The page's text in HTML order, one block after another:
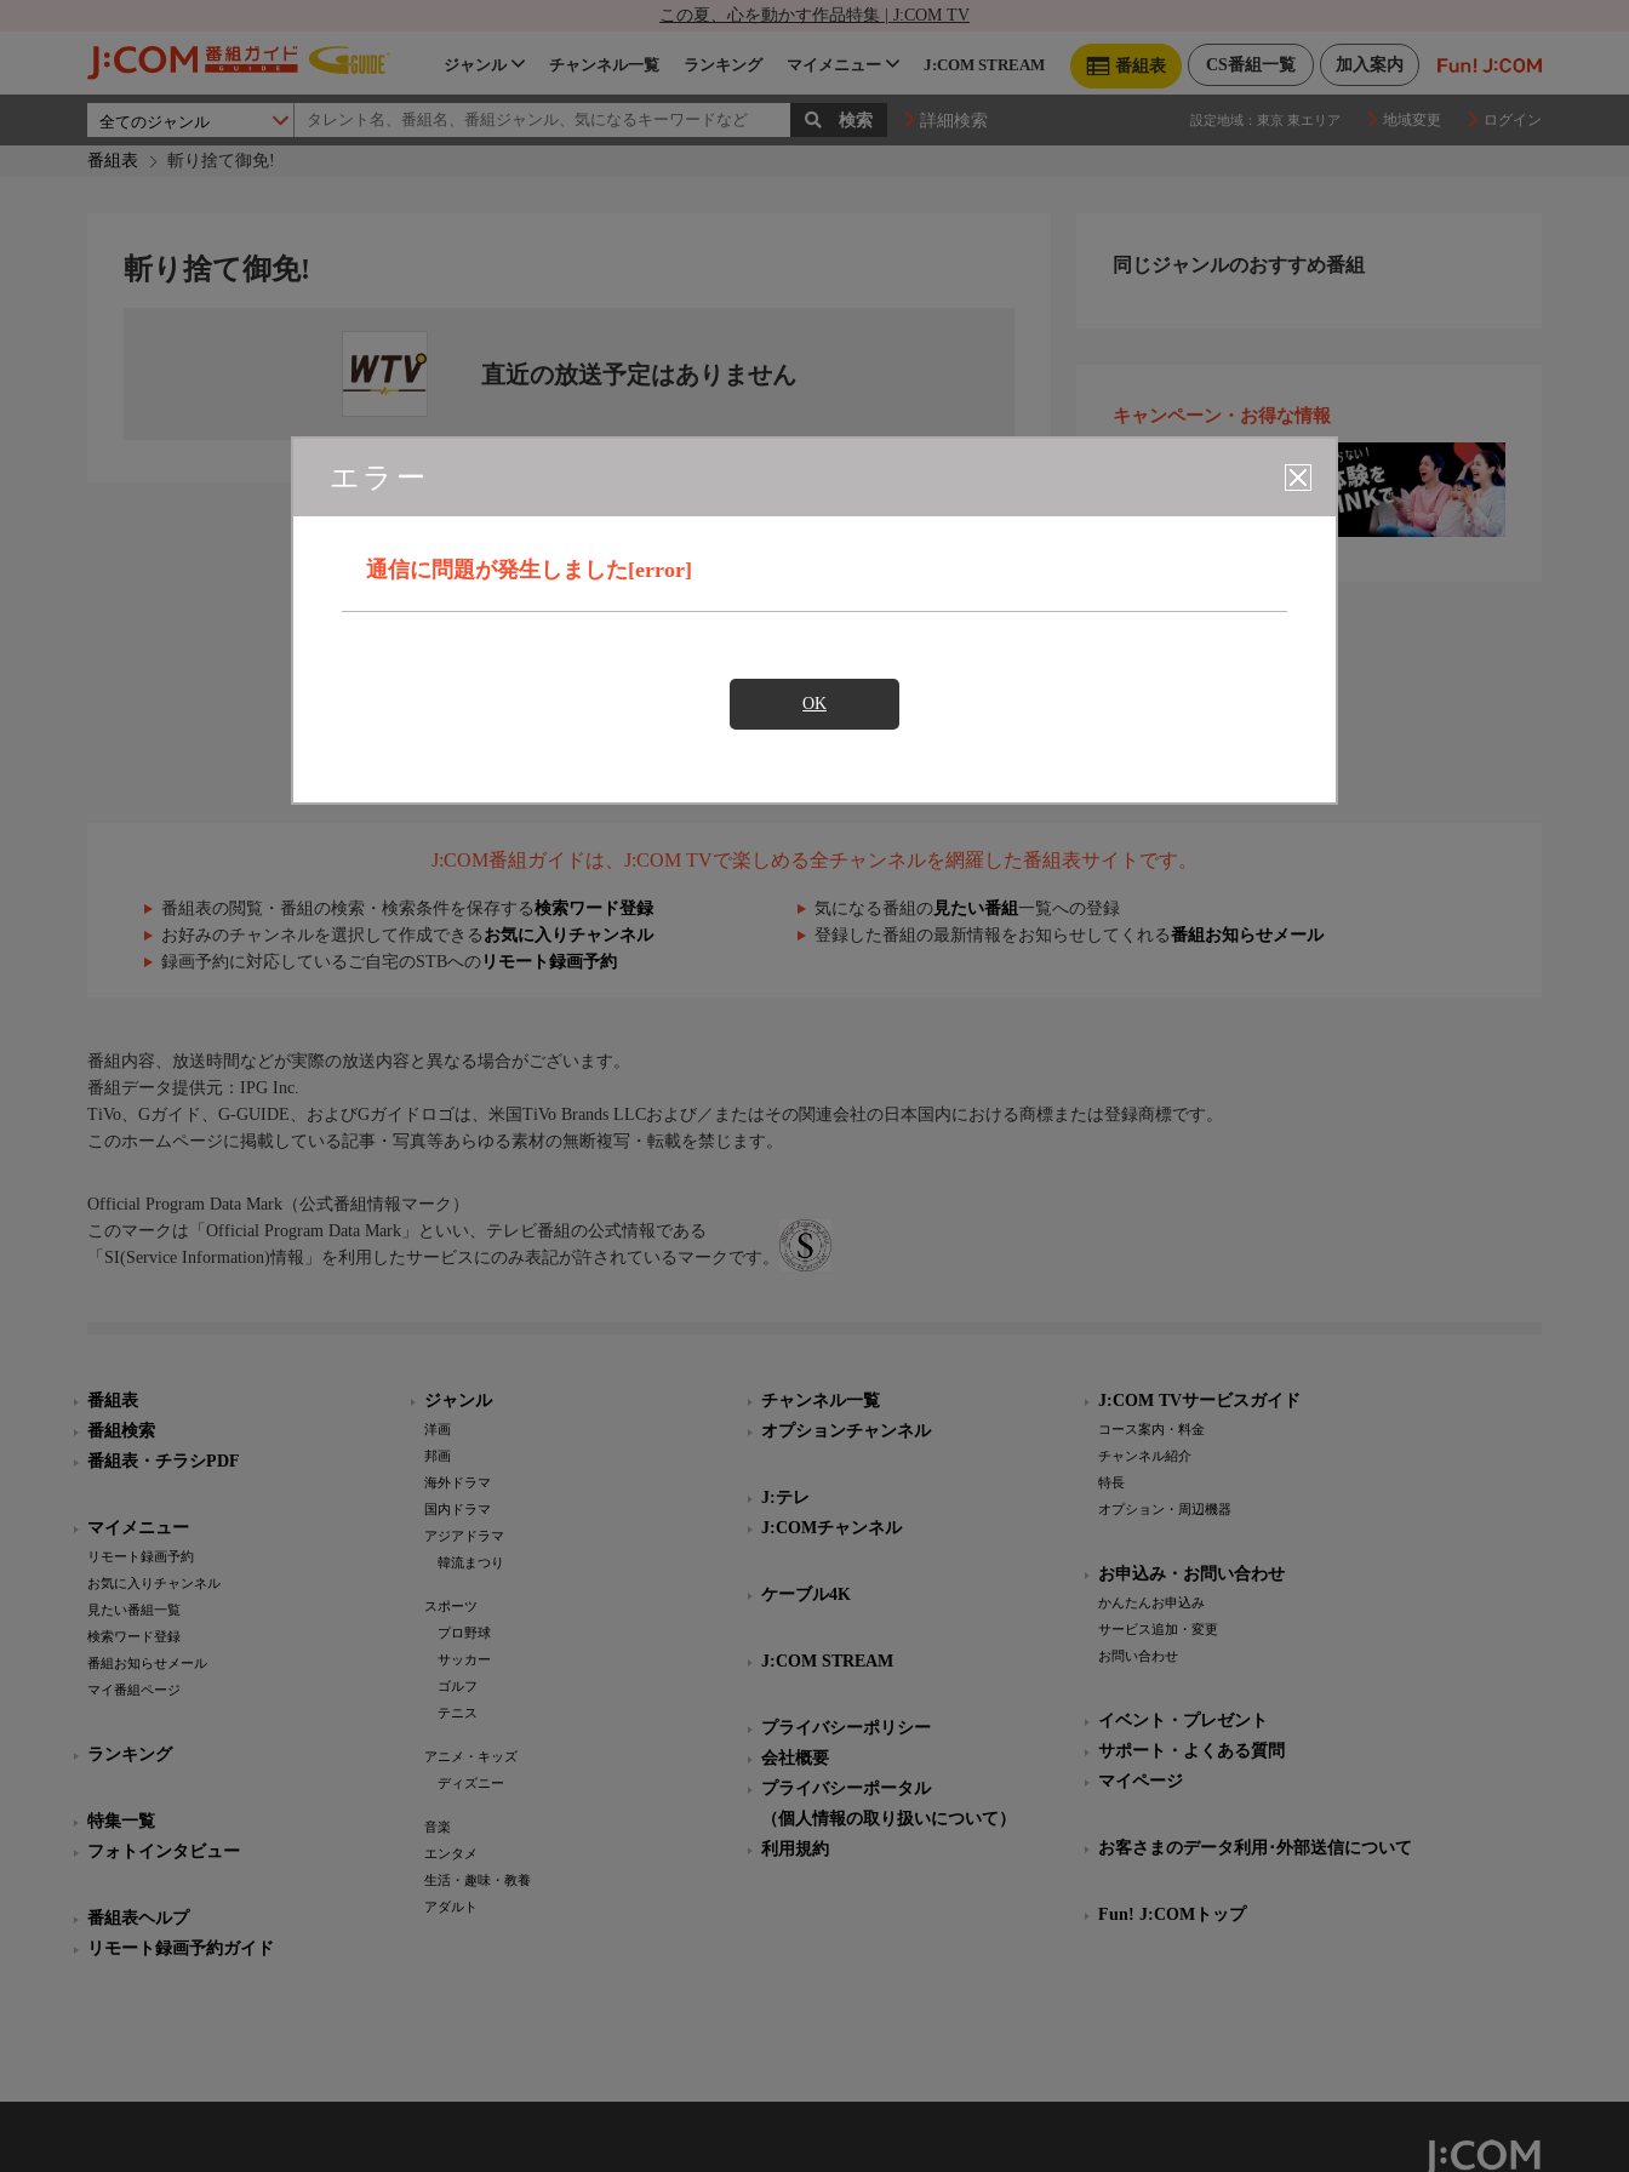
この夏、心を動かす作品特集 | J:COM TV
加入案内
CS番組一覧
番組表
ジャンル チャンネル一覧 ランキング マイメニュー J:COM STREAM
詳細検索 設定地域： 東京 東エリア 地域変更 ログイン
番組表 斬り捨て御免!
エラー
通信に問題が発生しました[error]
OK
斬り捨て御免!
直近の放送予定はありません
同じジャンルのおすすめ番組
キャンペーン・お得な情報
J:COM番組ガイドは、J:COM TVで楽しめる全チャンネルを網羅した番組表サイトです。
番組表の閲覧・番組の検索・検索条件を保存する検索ワード登録 気になる番組の 見たい番組 一覧への登録
お好みのチャンネルを選択して作成できる お気に入りチャンネル 登録した番組の最新情報をお知らせしてくれる番組お知らせメール
録画予約に対応しているご自宅のSTBへの リモート録画予約
番組内容、放送時間などが実際の放送内容と異なる場合がございます。
番組データ提供元：IPG Inc.
TiVo、Gガイド、G-GUIDE、およびGガイドロゴは、米国TiVo Brands LLCおよび／またはその関連会社の日本国内における商標または登録商標です。
このホームページに掲載している記事・写真等あらゆる素材の無断複写・転載を禁じます。
Official Program Data Mark（公式番組情報マーク）
このマークは「Official Program Data Mark」といい、テレビ番組の公式情報である
「SI(Service Information)情報」を利用したサービスにのみ表記が許されているマークです。
番組表
番組検索
番組表・チラシPDF
マイメニュー
リモート録画予約
お気に入りチャンネル
見たい番組一覧
検索ワード登録
番組お知らせメール
マイ番組ページ
ランキング
特集一覧
フォトインタビュー
番組表ヘルプ
リモート録画予約ガイド
ジャンル
洋画
邦画
海外ドラマ
国内ドラマ
アジアドラマ
韓流まつり
スポーツ
プロ野球
サッカー
ゴルフ
テニス
アニメ・キッズ
ディズニー
音楽
エンタメ
生活・趣味・教養
アダルト
チャンネル一覧
オプションチャンネル
J:テレ
J:COMチャンネル
ケーブル4K
J:COM STREAM
プライバシーポリシー
会社概要
プライバシーポータル
（個人情報の取り扱いについて）
利用規約
J:COM TVサービスガイド
コース案内・料金
チャンネル紹介
特長
オプション・周辺機器
お申込み・お問い合わせ
かんたんお申込み
サービス追加・変更
お問い合わせ
イベント・プレゼント
サポート・よくある質問
マイページ
お客さまのデータ利用･外部送信について
Fun! J:COMトップ